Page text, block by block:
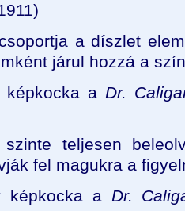
a díszlet
járul hozzá a
a Dr.
teljesen
fel magukra a
képkocka a Dr.